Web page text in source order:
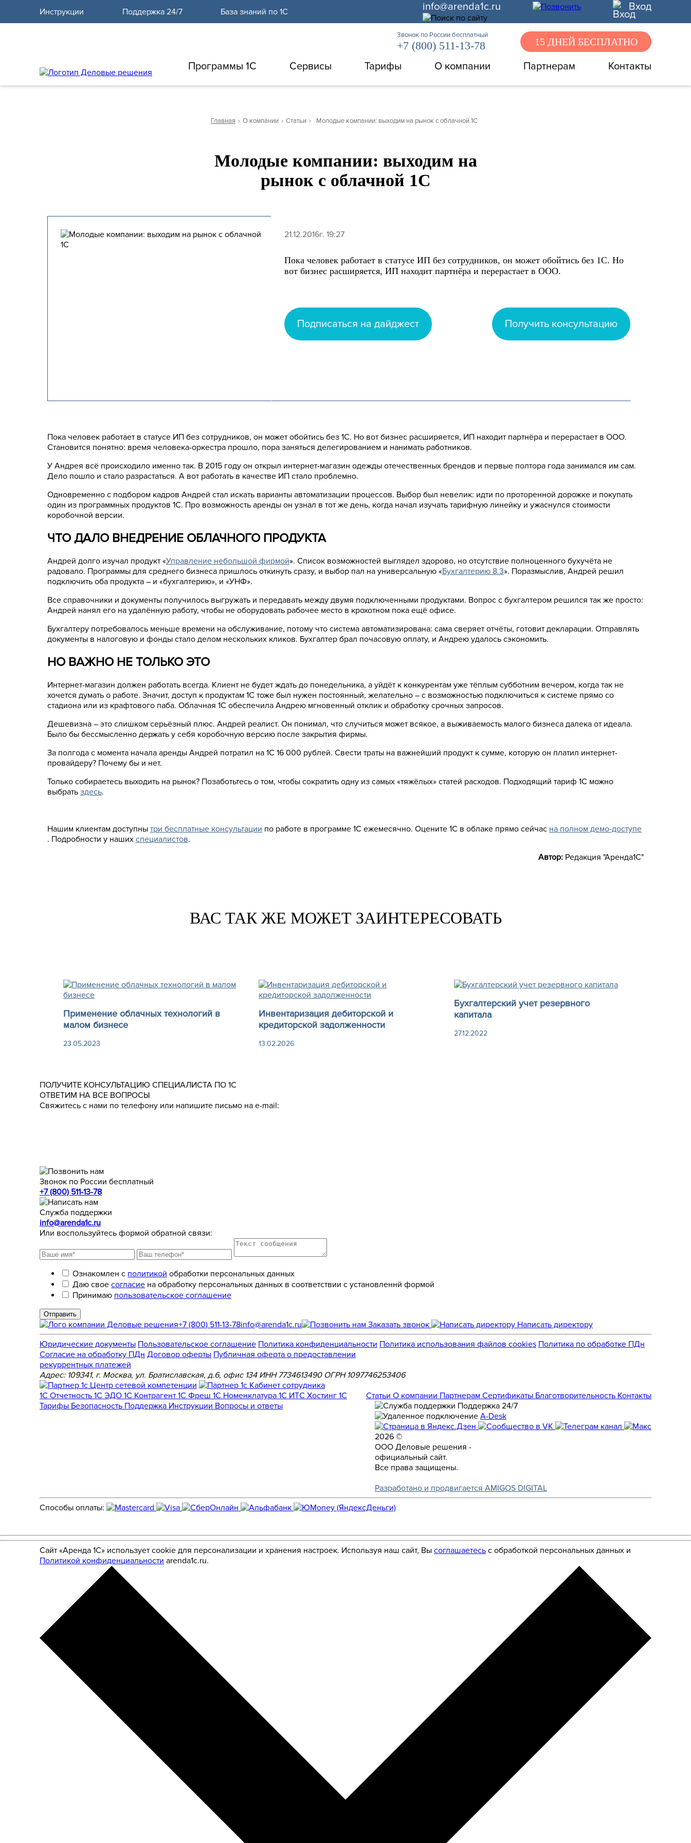
Инструкции Поддержка 24/7 База знаний по 1С info@arenda1c.ru Вход
Звонок по России бесплатный
+7 (800) 511-13-78 15 ДНЕЙ БЕСПЛАТНО
Программы 1С Сервисы Тарифы О компании Партнерам Контакты
Главная › О компании › Статьи › Молодые компании: выходим на рынок с облачной 1С
Молодые компании: выходим на
рынок с облачной 1С
21.12.2016г. 19:27
Пока человек работает в статусе ИП без сотрудников, он может обойтись без 1С. Но
вот бизнес расширяется, ИП находит партнёра и перерастает в ООО.
Подписаться на дайджест Получить консультацию
Пока человек работает в статусе ИП без сотрудников, он может обойтись без 1С. Но вот бизнес расширяется, ИП находит партнёра и перерастает в ООО.
Становится понятно: время человека-оркестра прошло, пора заняться делегированием и нанимать работников.
У Андрея всё происходило именно так. В 2015 году он открыл интернет-магазин одежды отечественных брендов и первые полтора года занимался им сам.
Дело пошло и стало разрастаться. А вот работать в качестве ИП стало проблемно.
Одновременно с подбором кадров Андрей стал искать варианты автоматизации процессов. Выбор был невелик: идти по проторенной дорожке и покупать
один из программных продуктов 1С. Про возможность аренды он узнал в тот же день, когда начал изучать тарифную линейку и ужаснулся стоимости
коробочной версии.
ЧТО ДАЛО ВНЕДРЕНИЕ ОБЛАЧНОГО ПРОДУКТА
Андрей долго изучал продукт «Управление небольшой фирмой». Список возможностей выглядел здорово, но отсутствие полноценного бухучёта не
радовало. Программы для среднего бизнеса пришлось откинуть сразу, и выбор пал на универсальную «Бухгалтерию 8.3». Поразмыслив, Андрей решил
подключить оба продукта – и «бухгалтерию», и «УНФ».
Все справочники и документы получилось выгружать и передавать между двумя подключенными продуктами. Вопрос с бухгалтером решился так же просто:
Андрей нанял его на удалённую работу, чтобы не оборудовать рабочее место в крохотном пока ещё офисе.
Бухгалтеру потребовалось меньше времени на обслуживание, потому что система автоматизирована: сама сверяет отчёты, готовит декларации. Отправлять
документы в налоговую и фонды стало делом нескольких кликов. Бухгалтер брал почасовую оплату, и Андрею удалось сэкономить.
НО ВАЖНО НЕ ТОЛЬКО ЭТО
Интернет-магазин должен работать всегда. Клиент не будет ждать до понедельника, а уйдёт к конкурентам уже тёплым субботним вечером, когда так не
хочется думать о работе. Значит, доступ к продуктам 1С тоже был нужен постоянный, желательно – с возможностью подключиться к системе прямо со
стадиона или из крафтового паба. Облачная 1С обеспечила Андрею мгновенный отклик и обработку срочных запросов.
Дешевизна – это слишком серьёзный плюс. Андрей реалист. Он понимал, что случиться может всякое, а выживаемость малого бизнеса далека от идеала.
Было бы бессмысленно держать у себя коробочную версию после закрытия фирмы.
За полгода с момента начала аренды Андрей потратил на 1С 16 000 рублей. Свести траты на важнейший продукт к сумме, которую он платил интернет-
провайдеру? Почему бы и нет.
Только собираетесь выходить на рынок? Позаботьтесь о том, чтобы сократить одну из самых «тяжёлых» статей расходов. Подходящий тариф 1С можно
выбрать здесь.
Нашим клиентам доступны три бесплатные консультации по работе в программе 1С ежемесячно. Оцените 1С в облаке прямо сейчас на полном демо-доступе
. Подробности у наших специалистов.
Автор: Редакция "Аренда1С"
ВАС ТАК ЖЕ МОЖЕТ ЗАИНТЕРЕСОВАТЬ
Применение облачных технологий в
малом бизнесе
23.05.2023
Инвентаризация дебиторской и
кредиторской задолженности
13.02.2026
Бухгалтерский учет резервного
капитала
27.12.2022
ПОЛУЧИТЕ КОНСУЛЬТАЦИЮ СПЕЦИАЛИСТА ПО 1С
ОТВЕТИМ НА ВСЕ ВОПРОСЫ
Свяжитесь с нами по телефону или напишите письмо на e-mail:
Звонок по России бесплатный
+7 (800) 511-13-78
Служба поддержки
info@arenda1c.ru
Или воспользуйтесь формой обратной связи:
Ознакомлен с политикой обработки персональных данных
Даю свое согласие на обработку персональных данных в соответствии с установленнй формой
Принимаю пользовательское соглашение
Отправить
+7 (800) 511-13-78info@arenda1c.ru Заказать звонок
Написать директору
Юридические документы Пользовательское соглашение Политика конфиденциальности Политика использования файлов cookies Политика по обработке ПДн
Cогласие на обработку ПДн Договор оферты Публичная оферта о предоставлении
рекуррентных платежей
Адрес: 109341, г. Москва, ул. Братиславская, д.6, офис 134 ИНН 7734613490 ОГРН 1097746253406
1С Отчетность 1С ЭДО 1С Контрагент 1С Фреш 1С Номенклатура 1С ИТС Хостинг 1С Статьи О компании Партнерам Сертификаты Благотворительность Контакты
Тарифы Безопасность Поддержка Инструкции Вопросы и ответы
Поддержка 24/7
A-Desk
2026 ©
ООО Деловые решения -
официальный сайт.
Все права защищены.
Разработано и продвигается AMIGOS DIGITAL
Способы оплаты:
Сайт «Аренда 1С» использует cookie для персонализации и хранения настроек. Используя наш сайт, Вы соглашаетесь с обработкой персональных данных и
Политикой конфиденциальности arenda1c.ru.